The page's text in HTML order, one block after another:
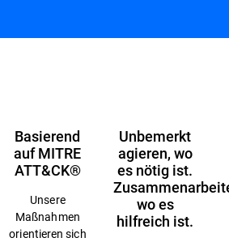
Basierend
auf MITRE
ATT&CK®
Unsere
Maßnahmen
orientieren sich
Unbemerkt
agieren, wo
es nötig ist.
wo es
hilfreich ist.